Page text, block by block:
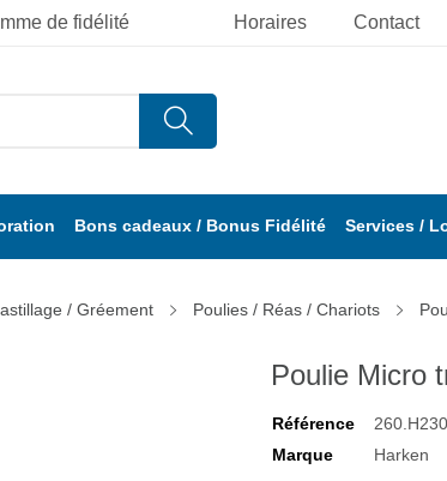
Horaires Contact
de fidélité
Bons cadeaux / Bonus Fidélité Services /
/ Gréement Poulies / Réas / Chariots
Poulie Micro
Référence
260.H230
Marque
Harken